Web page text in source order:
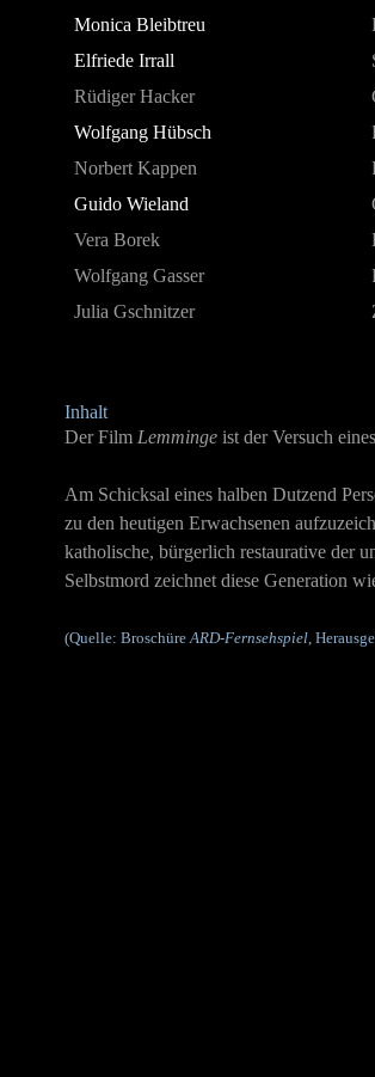
Monica Bleibtreu
Elfriede Irrall
Rüdiger Hacker
Wolfgang Hübsch
Norbert Kappen
Guido Wieland
Vera Borek
Wolfgang Gasser
Julia Gschnitzer
Inhalt
Der Film Lemminge ist der Versuch
Am Schicksal eines halben Dutzend
zu den heutigen Erwachsenen
katholische, bürgerlich restaurative der
Selbstmord zeichnet diese Generation
(Quelle: BroschüreARD-Fernsehspiel,